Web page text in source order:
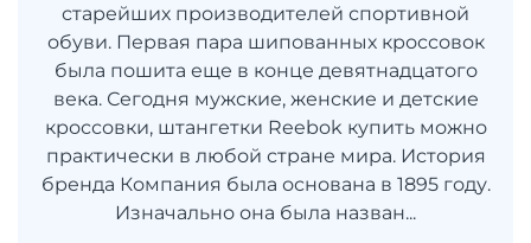
старейших производителей спортивной
обуви. Первая пара шипованных кроссовок
была пошита еще в конце девятнадцатого
века. Сегодня мужские, женские и детские
кроссовки, штангетки Reebok купить можно
практически в любой стране мира. История
бренда Компания была основана в 1895 году.
Изначально она была назван...